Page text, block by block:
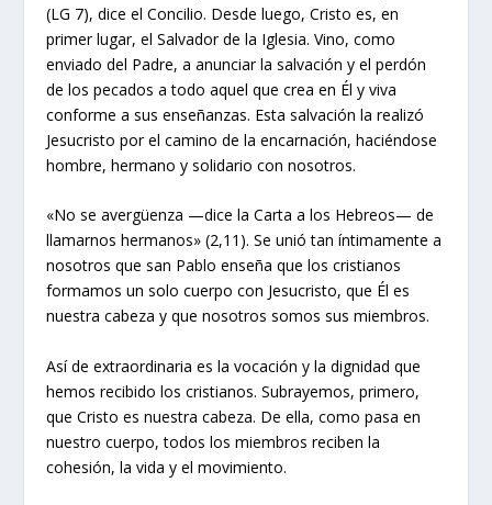
(LG 7), dice el Concilio. Desde luego, Cristo es, en
primer lugar, el Salvador de la Iglesia. Vino, como
enviado del Padre, a anunciar la salvación y el perdón
de los pecados a todo aquel que crea en Él y viva
conforme a sus enseñanzas. Esta salvación la realizó
Jesucristo por el camino de la encarnación, haciéndose
hombre, hermano y solidario con nosotros.
«No se avergüenza —dice la Carta a los Hebreos— de
llamarnos hermanos» (2,11). Se unió tan íntimamente a
nosotros que san Pablo enseña que los cristianos
formamos un solo cuerpo con Jesucristo, que Él es
nuestra cabeza y que nosotros somos sus miembros.
Así de extraordinaria es la vocación y la dignidad que
hemos recibido los cristianos. Subrayemos, primero,
que Cristo es nuestra cabeza. De ella, como pasa en
nuestro cuerpo, todos los miembros reciben la
cohesión, la vida y el movimiento.